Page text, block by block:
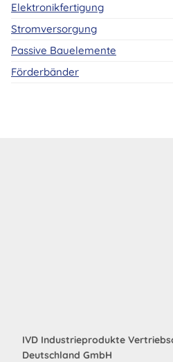
Elektronikfertigung
Stromversorgung
Passive Bauelemente
Förderbänder
IVD Industrieprodukte
Deutschland GmbH